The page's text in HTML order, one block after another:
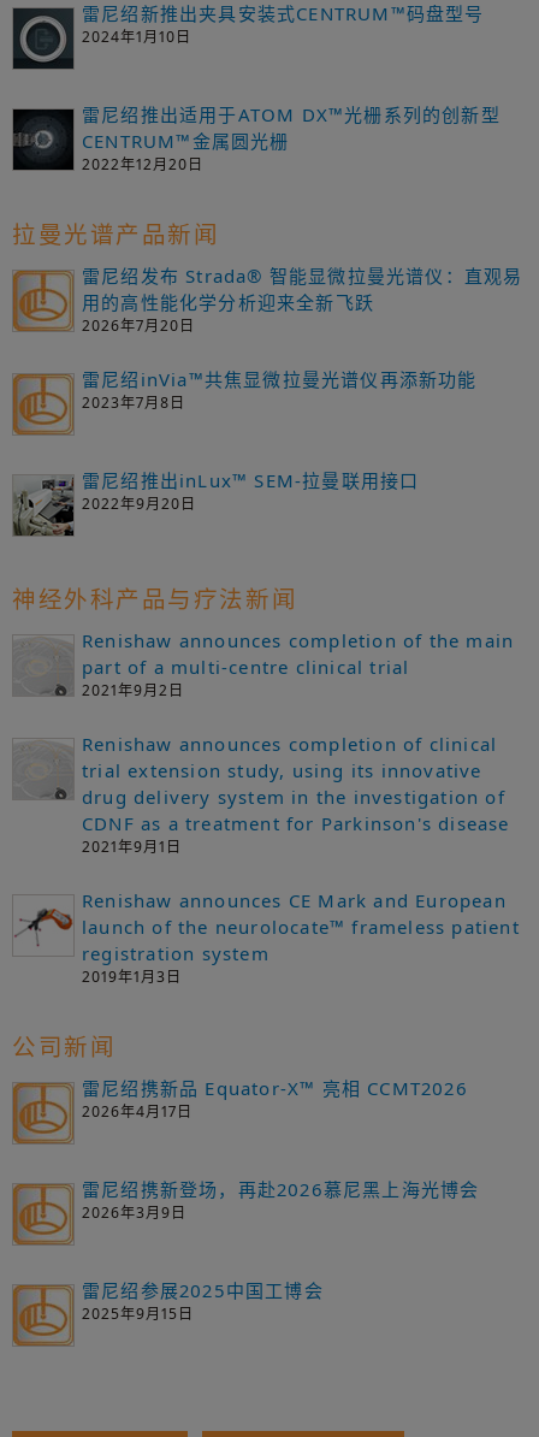
雷尼绍新推出夹具安装式CENTRUM™码盘型号
2024年1月10日
雷尼绍推出适用于ATOM DX™光栅系列的创新型
CENTRUM™金属圆光栅
2022年12月20日
拉曼光谱产品新闻
雷尼绍发布 Strada® 智能显微拉曼光谱仪：直观易
用的高性能化学分析迎来全新飞跃
2026年7月20日
雷尼绍inVia™共焦显微拉曼光谱仪再添新功能
2023年7月8日
雷尼绍推出inLux™ SEM-拉曼联用接口
2022年9月20日
神经外科产品与疗法新闻
Renishaw announces completion of the main
part of a multi-centre clinical trial
2021年9月2日
Renishaw announces completion of clinical
trial extension study, using its innovative
drug delivery system in the investigation of
CDNF as a treatment for Parkinson's disease
2021年9月1日
Renishaw announces CE Mark and European
launch of the neurolocate™ frameless patient
registration system
2019年1月3日
公司新闻
雷尼绍携新品 Equator-X™ 亮相 CCMT2026
2026年4月17日
雷尼绍携新登场，再赴2026慕尼黑上海光博会
2026年3月9日
雷尼绍参展2025中国工博会
2025年9月15日